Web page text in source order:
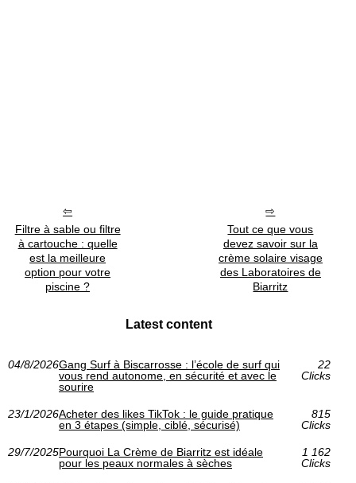
Filtre à sable ou filtre
à cartouche : quelle
est la meilleure
option pour votre
piscine ?
Tout ce que vous
devez savoir sur la
crème solaire visage
des Laboratoires de
Biarritz
Latest content
04/8/2026Gang Surf à Biscarrosse : l’école de surf qui
vous rend autonome, en sécurité et avec le
sourire
22
Clicks
23/1/2026Acheter des likes TikTok : le guide pratique
en 3 étapes (simple, ciblé, sécurisé)
815
Clicks
29/7/2025Pourquoi La Crème de Biarritz est idéale
pour les peaux normales à sèches
1 162
Clicks